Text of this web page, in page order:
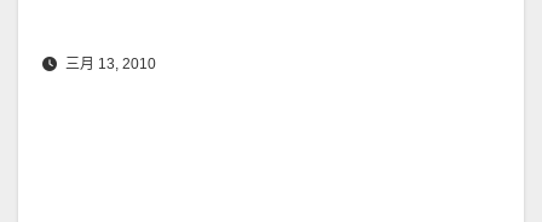
三月 13, 2010